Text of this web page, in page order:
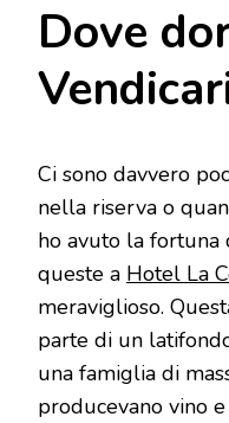
Dove
Ci sono davvero
nella riserva o
ho avuto la
queste a Hotel La
meraviglioso.
parte di un
una famiglia di
producevano vino